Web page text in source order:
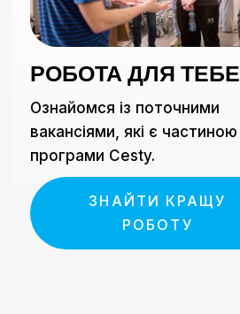
РОБОТА ДЛЯ ТЕБЕ
Ознайомся із поточними
вакансіями, які є частиною
програми Cesty.
ЗНАЙТИ КРАЩУ
РОБОТУ